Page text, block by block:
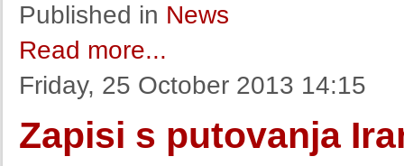
Published in News
Read more...
Friday, 25 October 2013 14:15
Zapisi s putovanja